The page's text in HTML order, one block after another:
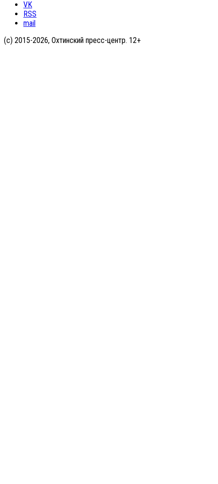
VK
RSS
mail
(с) 2015-2026, Охтинский пресс-центр. 12+